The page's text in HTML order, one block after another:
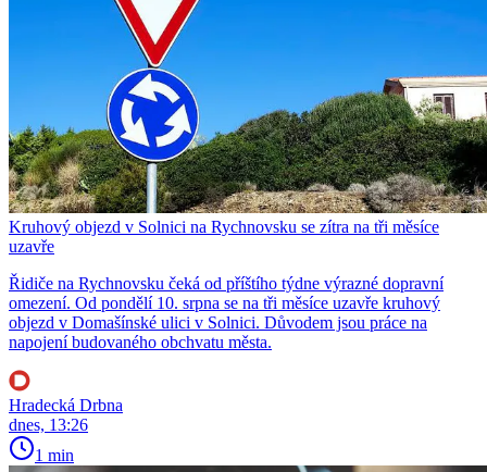
Kruhový objezd v Solnici na Rychnovsku se zítra na tři měsíce
uzavře
Řidiče na Rychnovsku čeká od příštího týdne výrazné dopravní
omezení. Od pondělí 10. srpna se na tři měsíce uzavře kruhový
objezd v Domašínské ulici v Solnici. Důvodem jsou práce na
napojení budovaného obchvatu města.
Hradecká Drbna
dnes, 13:26
1 min